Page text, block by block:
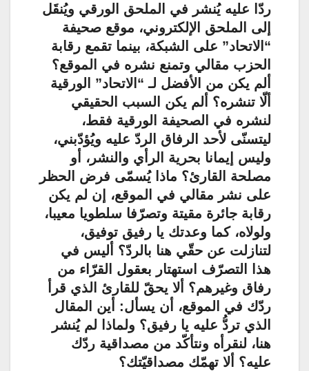
ردّا عليه يُنشر في الملحق الورقي ويُنقَل
إلى الملحق الإلكتروني، موقع صحيفة
“الاتحاد” على الشبكة، بينما تقمع رقابة
الحزب مقالي وتمنع نشره في الموقع؟
ألم يكن من الأفضل لـ “الاتحاد” الورقية
ألّا تنشره؟ ألم يكن السبب الحقيقي
لنشره في الصحيفة الورقية فقط،
ليتسنّى لأحد الرفاق الردّ عليه ويُؤدّبني،
وليس إيمانا بحرية الرأي والنشر، أو
مصلحة القارئ؟ ماذا يُسمّى فرض الحظر
على نشر مقالي في الموقع، إن لم يكن
رقابة جائرة مقيتة وتصرّفا سلطويا معيبا،
ولولاه، كما وعدتك يا رفيق توفيق،
لتنازلت عن حقّي هنا بالردّ؟ أليس في
هذا التصرّف استهتار بعقول القرّاء من
رفاق وغيرهم؟ ألا يحقّ للقارئ الذي قرأ
ردّك في الموقع، أن يسأل: أين المقال
الذي تردُّ عليه يا رفيق؟ ولماذا لم يُنشر
هنا، لنقرأه ونتأكّد من مصداقية ردّك
عليه؟ ألا تهمّك مصداقيّتك؟